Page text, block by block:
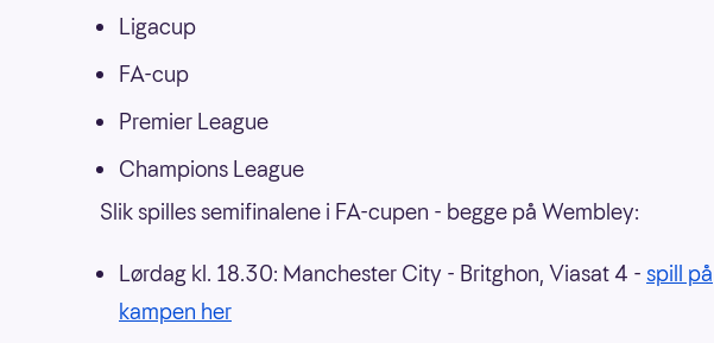
Ligacup
FA-cup
Premier League
Champions League
Slik spilles semifinalene i FA-cupen - begge på Wembley:
Lørdag kl. 18.30: Manchester City - Britghon, Viasat 4 - spill på
kampen her